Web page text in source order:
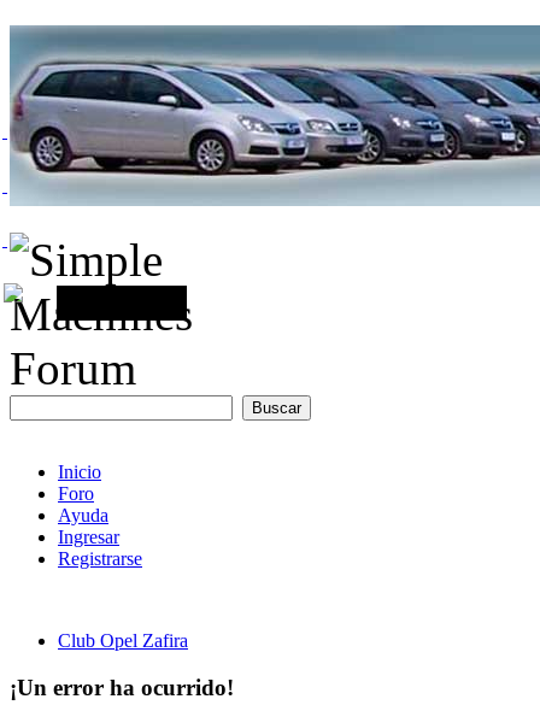
Inicio
Foro
Ayuda
Ingresar
Registrarse
Club Opel Zafira
¡Un error ha ocurrido!